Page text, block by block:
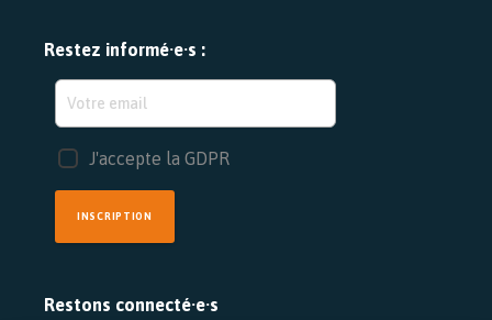
Restez informé·e·s :
J'accepte la GDPR
INSCRIPTION
Restons connecté·e·s